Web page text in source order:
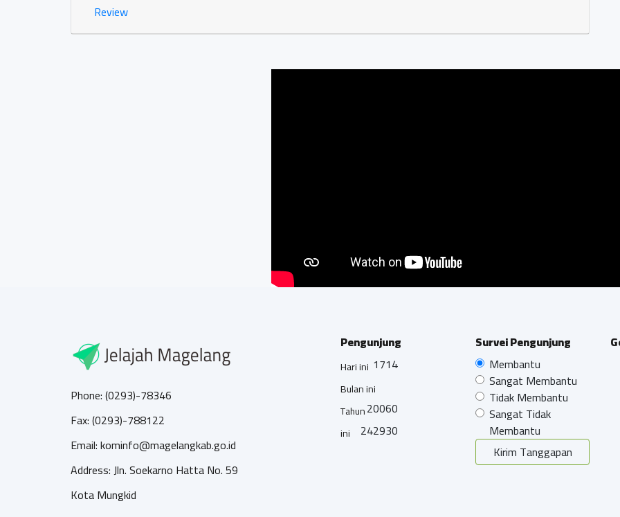
Review
Phone: (0293)-78346
Fax: (0293)-788122
Email: kominfo@magelangkab.go.id
Address: Jln. Soekarno Hatta No. 59
Kota Mungkid
Pengunjung
Hari ini 1714
Bulan ini
20060
Tahun
ini
242930
Survei Pengunjung
Membantu
Sangat Membantu
Tidak Membantu
Sangat Tidak
Membantu
Kirim Tanggapan